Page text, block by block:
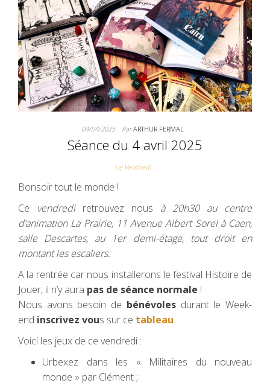
04/04/2025 ParARTHUR FERMAL
Séance du 4 avril 2025
Le Vendredi
Bonsoir tout le monde !
Ce vendredi retrouvez nous à 20h30 au centre
d’animation La Prairie, 11 Avenue Albert Sorel à Caen,
salle Descartes, au 1er demi-étage, tout droit en
montant les escaliers.
A la rentrée car nous installerons le festival Histoire de
Jouer, il n’y aura pas de séance normale !
Nous avons besoin de bénévolesdurant le Week-
end inscrivez vous sur ce tableau.
Voici les jeux de ce vendredi :
Urbexez dans les « Militaires du nouveau
monde » par Clément ;